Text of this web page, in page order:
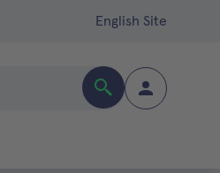
English Site